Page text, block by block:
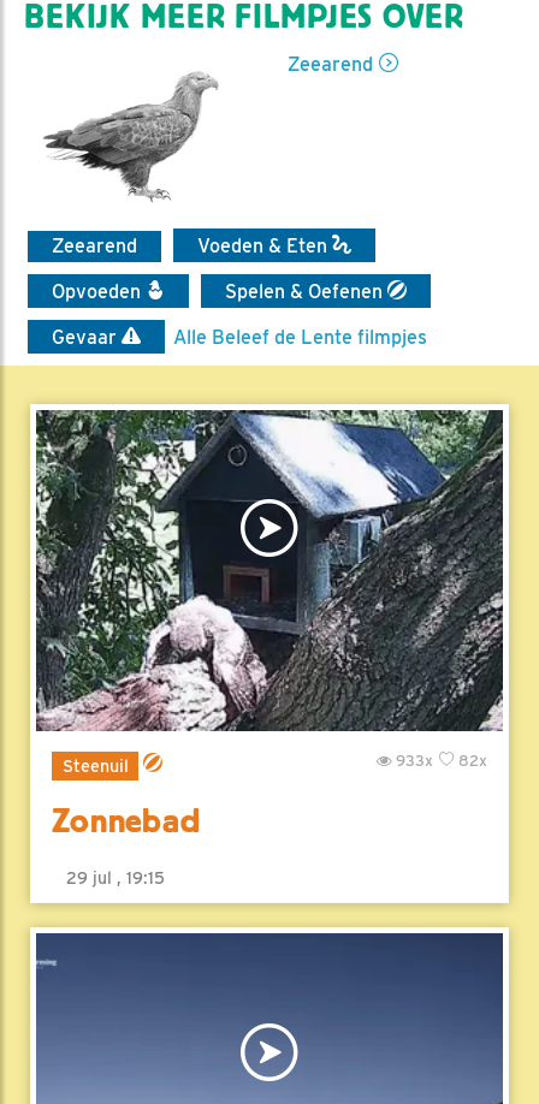
BEKIJK MEER FILMPJES OVER
Zeearend
Zeearend
Voeden & Eten
Opvoeden
Spelen & Oefenen
Gevaar
Alle Beleef de Lente filmpjes
Steenuil 82x
933x
Zonnebad
29 jul , 19:15